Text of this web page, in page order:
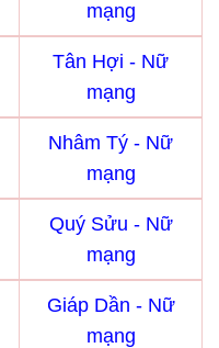
mạng
Tân Hợi - Nữ
mạng
Nhâm Tý - Nữ
mạng
Quý Sửu - Nữ
mạng
Giáp Dần - Nữ
mạng